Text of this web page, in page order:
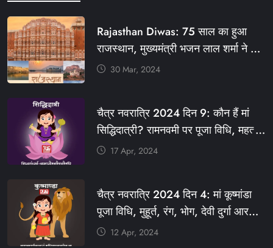
Rajasthan Diwas: 75 साल का हुआ
राजस्थान, मुख्यमंत्री भजन लाल शर्मा ने दी
बधाई, आज फ्री रहेंगी ये सेवाएं
#KHABARFORYOU #KFYNEWS
#KFYSOCIAL
30 Mar, 2024
चैत्र नवरात्रि 2024 दिन 9: कौन हैं मां
सिद्धिदात्री? रामनवमी पर पूजा विधि, महत्व,
रंग, प्रसाद #KFY #KFYNEWS
#NAVRATRIDAY
17 Apr, 2024
चैत्र नवरात्रि 2024 दिन 4: मां कूष्मांडा
पूजा विधि, मुहूर्त, रंग, भोग, देवी दुर्गा आरती
और मंत्र #KFY #KFYNEWS
12 Apr, 2024